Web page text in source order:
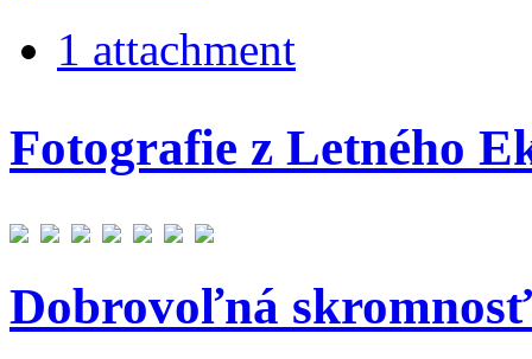
1 attachment
Fotografie z Letného
Dobrovoľná